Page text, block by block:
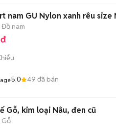
nam GU Nylon xanh rêu size
Đồ nam
5.0 49 đã bán
Gỗ, kim loại Nâu, đen cũ
Gỗ